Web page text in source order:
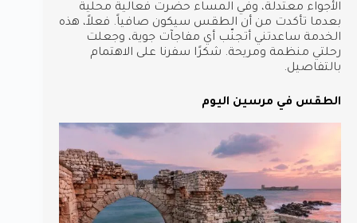
الأجواء معتدلة، وفي المساء حضرت فعالية محلية
بعدما تأكدت من أن الطقس سيكون صافياً. فعلاً، هذه
الخدمة ساعدتني أتجنّب أي مفاجآت جوية، وجعلت
رحلتي منظمة ومريحة. شكرًا سفرنا على الاهتمام
بالتفاصيل.
الطقس في مرسين اليوم